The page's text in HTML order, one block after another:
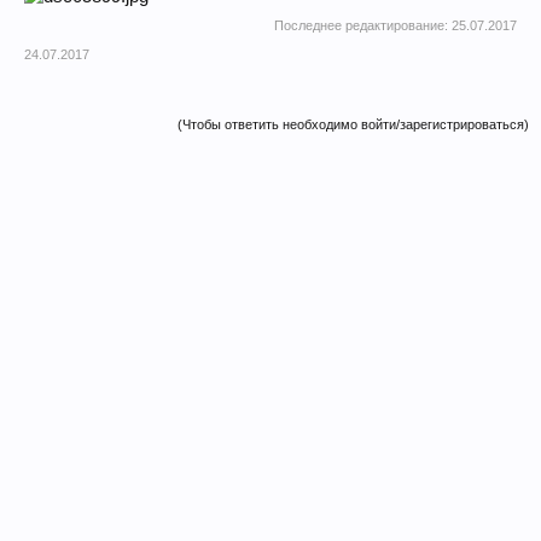
Последнее редактирование: 25.07.2017
24.07.2017
(Чтобы ответить необходимо войти/зарегистрироваться)